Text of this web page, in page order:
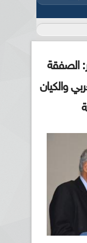
الصفقة
والكيان